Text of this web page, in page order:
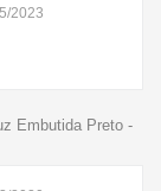
2023
Embutida Preto -